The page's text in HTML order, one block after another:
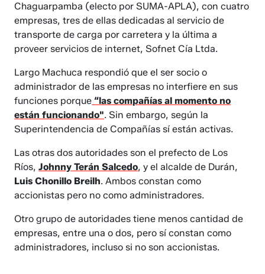
Chaguarpamba (electo por SUMA-APLA), con cuatro
empresas, tres de ellas dedicadas al servicio de
transporte de carga por carretera y la última a
proveer servicios de internet, Sofnet Cía Ltda.
Largo Machuca respondió que el ser socio o
administrador de las empresas no interfiere en sus
funciones porque “las compañías al momento no
están funcionando". Sin embargo, según la
Superintendencia de Compañías sí están activas.
Las otras dos autoridades son el prefecto de Los
Ríos,Johnny Terán Salcedo, y el alcalde de Durán,
Luis Chonillo Breilh. Ambos constan como
accionistas pero no como administradores.
Otro grupo de autoridades tiene menos cantidad de
empresas, entre una o dos, pero sí constan como
administradores, incluso si no son accionistas.